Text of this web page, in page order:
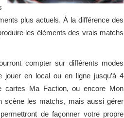
plus actuels. À la différence des
les éléments des vrais matchs
compter sur différents modes
en local ou en ligne jusqu’à 4
cartes Ma Faction, ou encore Mon
scène les matchs, mais aussi gérer
de façonner votre propre